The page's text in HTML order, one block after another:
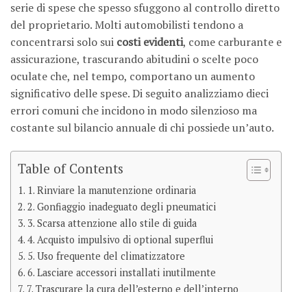
serie di spese che spesso sfuggono al controllo diretto
del proprietario. Molti automobilisti tendono a
concentrarsi solo sui costi evidenti, come carburante e
assicurazione, trascurando abitudini o scelte poco
oculate che, nel tempo, comportano un aumento
significativo delle spese. Di seguito analizziamo dieci
errori comuni che incidono in modo silenzioso ma
costante sul bilancio annuale di chi possiede un’auto.
Table of Contents
1. Rinviare la manutenzione ordinaria
2. Gonfiaggio inadeguato degli pneumatici
3. Scarsa attenzione allo stile di guida
4. Acquisto impulsivo di optional superflui
5. Uso frequente del climatizzatore
6. Lasciare accessori installati inutilmente
7. Trascurare la cura dell’esterno e dell’interno